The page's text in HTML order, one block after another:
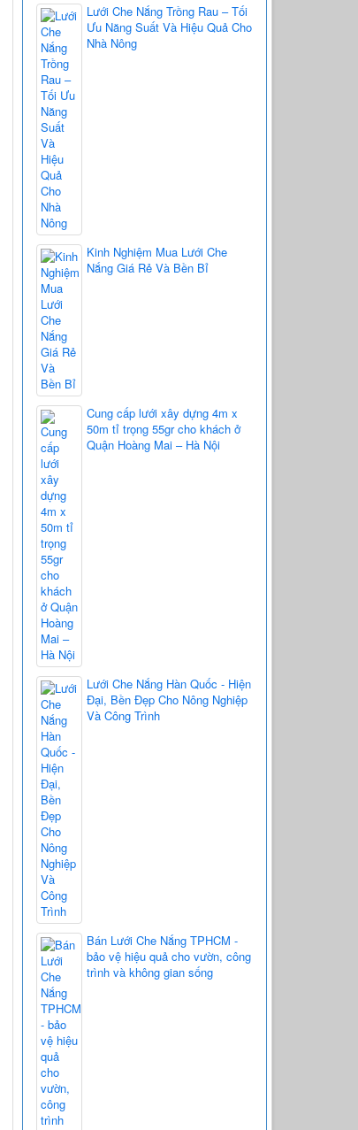
Lưới Che Nắng Trồng Rau – Tối
Ưu Năng Suất Và Hiệu Quả Cho
Nhà Nông
Kinh Nghiệm Mua Lưới Che
Nắng Giá Rẻ Và Bền Bỉ
Cung cấp lưới xây dựng 4m x
50m tỉ trọng 55gr cho khách ở
Quận Hoàng Mai – Hà Nội
Lưới Che Nắng Hàn Quốc - Hiện
Đại, Bền Đẹp Cho Nông Nghiệp
Và Công Trình
Bán Lưới Che Nắng TPHCM -
bảo vệ hiệu quả cho vườn, công
trình và không gian sống